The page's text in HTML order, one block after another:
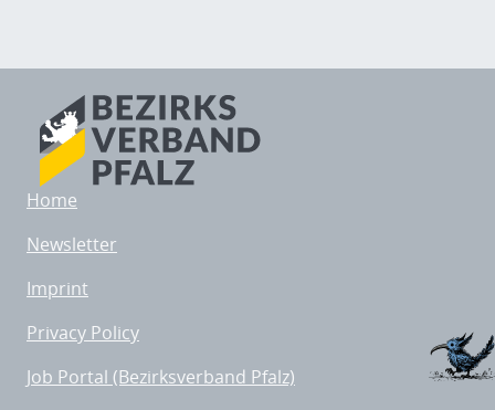
Home
Newsletter
Imprint
Privacy Policy
Job Portal (Bezirksverband Pfalz)